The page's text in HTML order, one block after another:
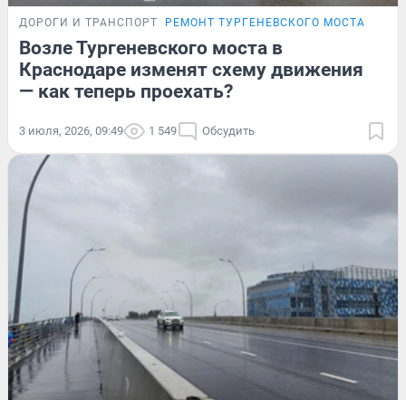
ДОРОГИ И ТРАНСПОРТ РЕМОНТ ТУРГЕНЕВСКОГО МОСТА
Возле Тургеневского моста в
Краснодаре изменят схему движения
— как теперь проехать?
3 июля, 2026, 09:49 1 549 Обсудить